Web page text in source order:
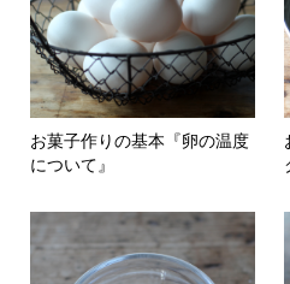
お菓子作りの基本『卵の温度
について』